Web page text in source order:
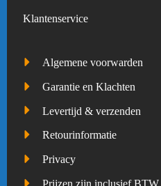
Klantenservice
Algemene voorwarden
Garantie en Klachten
Levertijd & verzenden
Retourinformatie
Privacy
Prijzen zijn inclusief BTW.